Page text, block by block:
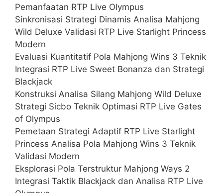
Pemanfaatan RTP Live Olympus
Sinkronisasi Strategi Dinamis Analisa Mahjong
Wild Deluxe Validasi RTP Live Starlight Princess
Modern
Evaluasi Kuantitatif Pola Mahjong Wins 3 Teknik
Integrasi RTP Live Sweet Bonanza dan Strategi
Blackjack
Konstruksi Analisa Silang Mahjong Wild Deluxe
Strategi Sicbo Teknik Optimasi RTP Live Gates
of Olympus
Pemetaan Strategi Adaptif RTP Live Starlight
Princess Analisa Pola Mahjong Wins 3 Teknik
Validasi Modern
Eksplorasi Pola Terstruktur Mahjong Ways 2
Integrasi Taktik Blackjack dan Analisa RTP Live